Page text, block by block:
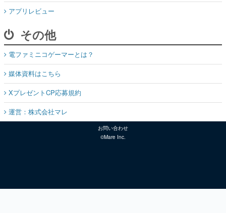
アプリレビュー
その他
電ファミニコゲーマーとは？
媒体資料はこちら
XプレゼントCP応募規約
運営：株式会社マレ
お問い合わせ
©Mare Inc.